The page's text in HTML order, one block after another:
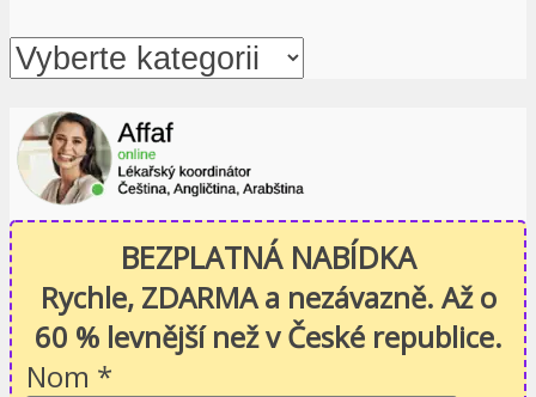
BEZPLATNÁ NABÍDKA
Rychle, ZDARMA a nezávazně. Až o
60 % levnější než v České republice.
Nom *